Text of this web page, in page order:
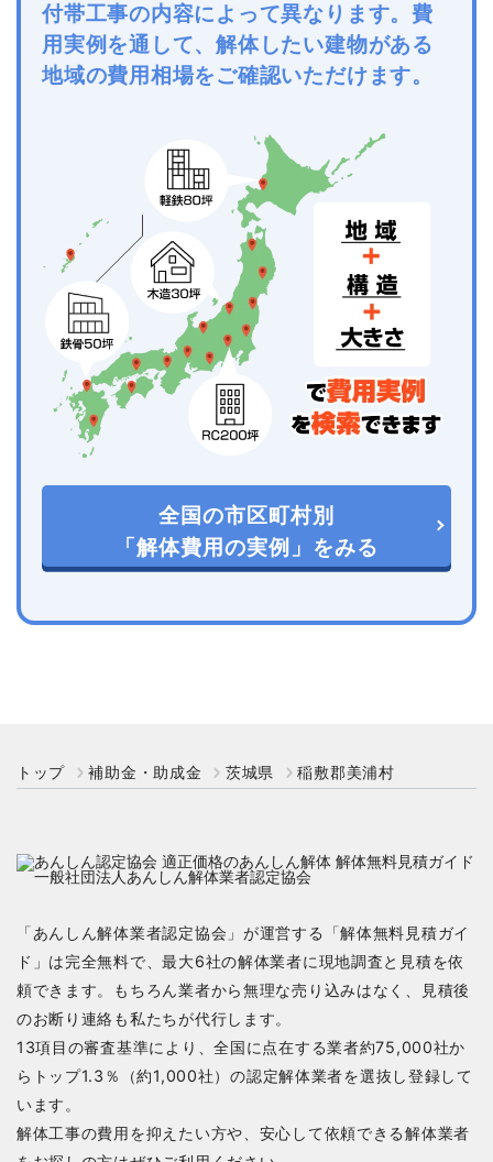
付帯工事の内容によって異なります。費
用実例を通して、解体したい建物がある
地域の費用相場をご確認いただけます。
全国の市区町村別
「解体費用の実例」をみる
トップ 補助金・助成金 茨城県 稲敷郡美浦村
「あんしん解体業者認定協会」が運営する「解体無料見積ガイ
ド」は完全無料で、最大6社の解体業者に現地調査と見積を依
頼できます。もちろん業者から無理な売り込みはなく、見積後
のお断り連絡も私たちが代行します。
13項目の審査基準により、全国に点在する業者約75,000社か
らトップ1.3％（約1,000社）の認定解体業者を選抜し登録して
います。
解体工事の費用を抑えたい方や、安心して依頼できる解体業者